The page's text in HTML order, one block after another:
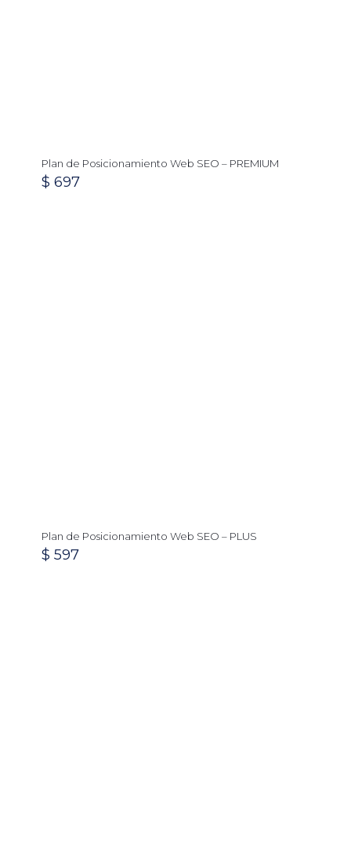
Plan de Posicionamiento Web SEO – PREMIUM
$ 697
Plan de Posicionamiento Web SEO – PLUS
$ 597